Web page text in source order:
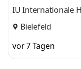
IU Internationale
Bielefeld
vor 7 Tagen